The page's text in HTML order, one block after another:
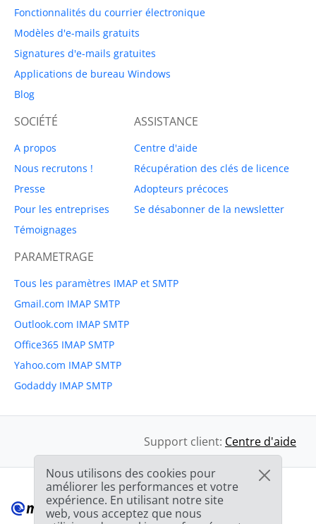
Fonctionnalités du courrier électronique
Modèles d'e-mails gratuits
Signatures d'e-mails gratuites
Applications de bureau Windows
Blog
SOCIÉTÉ
A propos
Nous recrutons !
Presse
Pour les entreprises
Témoignages
ASSISTANCE
Centre d'aide
Récupération des clés de licence
Adopteurs précoces
Se désabonner de la newsletter
PARAMETRAGE
Tous les paramètres IMAP et SMTP
Gmail.com IMAP SMTP
Outlook.com IMAP SMTP
Office365 IMAP SMTP
Yahoo.com IMAP SMTP
Godaddy IMAP SMTP
Support client: Centre d'aide
Nous utilisons des cookies pour
améliorer les performances et votre
expérience. En utilisant notre site
web, vous acceptez que nous